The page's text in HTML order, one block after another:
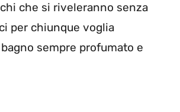
che si riveleranno senza
per chiunque voglia
sempre profumato e